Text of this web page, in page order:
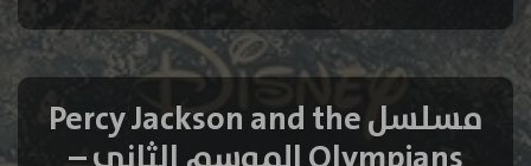
مسلسل Percy Jackson and the